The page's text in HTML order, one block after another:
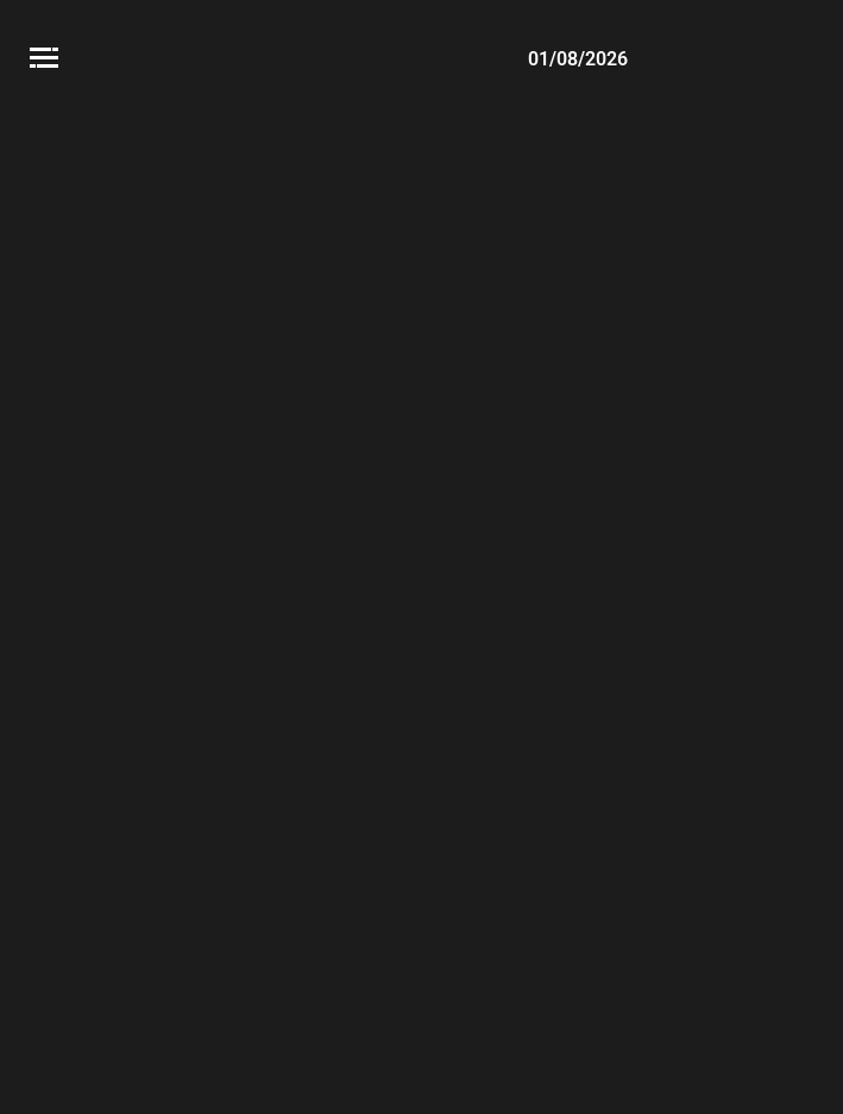
01/08/2026